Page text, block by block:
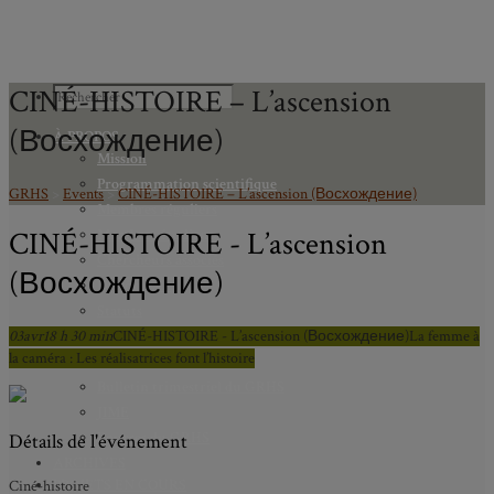
À PROPOS
Mission
Programmation scientifique
Membres réguliers
Membres étudiants
Chercheurs associés
Diplômé.e.s
Gouvernance
Partenaires
Bourses du GRHS
PROJETS EN COURS
CINÉ-HISTOIRE – L’ascension
(Восхождение)
GRHS Events>CINÉ-HISTOIRE – L’ascension (Восхождение)
CINÉ-HISTOIRE - L’ascension
(Восхождение)
03avr18 h 30 minCINÉ-HISTOIRE - L’ascension (Восхождение)La femme à
la caméra : Les réalisatrices font l’histoire
Détails de l'événement
Ciné-histoire